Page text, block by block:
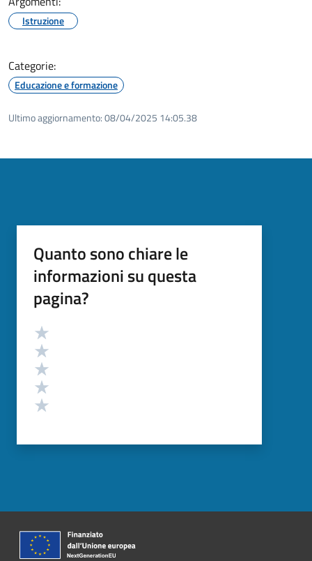
Istruzione
Categorie:
Educazione e formazione
Ultimo aggiornamento:08/04/2025 14:05.38
Quanto sono chiare le
informazioni su questa
pagina?
Valutazione